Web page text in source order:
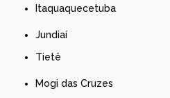
Itaquaquecetuba
Jundiaí
Tietê
Mogi das Cruzes